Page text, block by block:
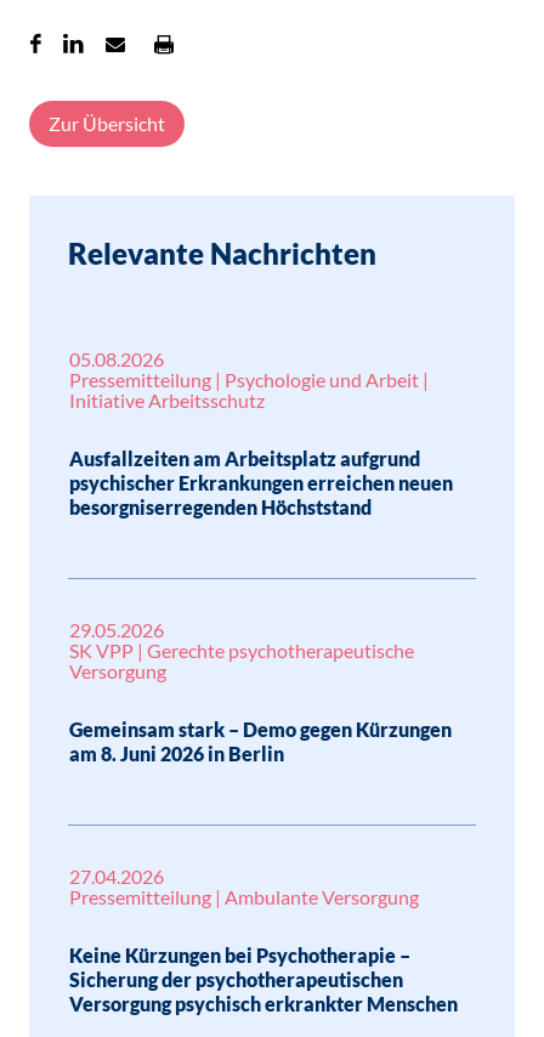
Zur Übersicht
Relevante Nachrichten
05.08.2026
Pressemitteilung | Psychologie und Arbeit |
Initiative Arbeitsschutz
Ausfallzeiten am Arbeitsplatz aufgrund
psychischer Erkrankungen erreichen neuen
besorgniserregenden Höchststand
29.05.2026
SK VPP | Gerechte psychotherapeutische
Versorgung
Gemeinsam stark – Demo gegen Kürzungen
am 8. Juni 2026 in Berlin
27.04.2026
Pressemitteilung | Ambulante Versorgung
Keine Kürzungen bei Psychotherapie –
Sicherung der psychotherapeutischen
Versorgung psychisch erkrankter Menschen